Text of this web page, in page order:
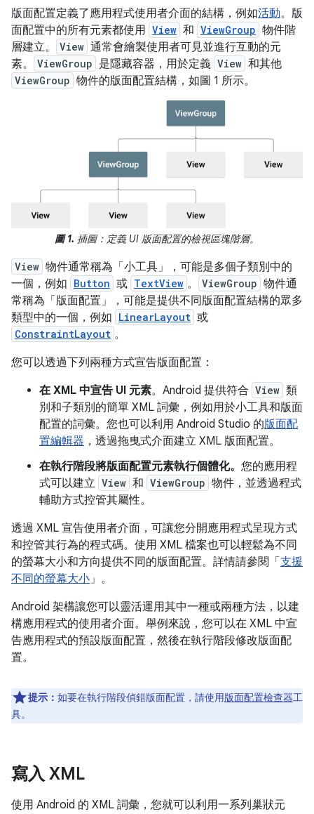
版面配置定義了應用程式使用者介面的結構，例如活動。版
面配置中的所有元素都使用 View 和 ViewGroup 物件階
層建立。
View 通常會繪製使用者可見並進行互動的元
素。
ViewGroup 是隱藏容器，用於定義 View 和其他
ViewGroup 物件的版面配置結構，如圖 1 所示。
圖 1. 插圖：定義 UI 版面配置的檢視區塊階層。
View 物件通常稱為「小工具」
，可能是多個子類別中的
一個，例如 Button 或 TextView 。 ViewGroup 物件通
常稱為「版面配置」
，可能是提供不同版面配置結構的眾多
類型中的一個，例如 LinearLayout 或
ConstraintLayout 。
您可以透過下列兩種方式宣告版面配置：
在 XML 中宣告 UI 元素。Android 提供符合 View 類
別和子類別的簡單 XML 詞彙，例如用於小工具和版面
配置的詞彙。您也可以利用 Android Studio 的版面配
置編輯器 ，透過拖曳式介面建立 XML 版面配置。
在執行階段將版面配置元素執行個體化。 您的應用程
式可以建立 View 和 ViewGroup 物件，並透過程式
輔助方式控管其屬性。
透過 XML 宣告使用者介面，可讓您分開應用程式呈現方式
和控管其行為的程式碼。使用 XML 檔案也可以輕鬆為不同
的螢幕大小和方向提供不同的版面配置。詳情請參閱「 支援
不同的螢幕大小」。
Android 架構讓您可以靈活運用其中一種或兩種方法，以建
構應用程式的使用者介面。舉例來說，您可以在 XML 中宣
告應用程式的預設版面配置，然後在執行階段修改版面配
置。
提示： 如要在執行階段偵錯版面配置，請使用版面配置檢查器工
具。
寫入 XML
使用 Android 的 XML 詞彙，您就可以利用一系列巢狀元